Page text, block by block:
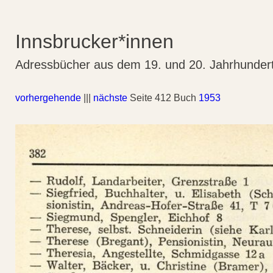
Innsbrucker*innen
Adressbücher aus dem 19. und 20.
vorhergehende nächste Seite 412 Buch 1953